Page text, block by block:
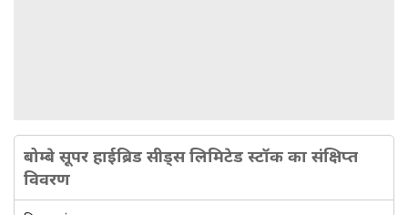
बोम्बे सूपर हाईब्रिड सीड्स लिमिटेड स्टॉक का संक्षिप्त
विवरण